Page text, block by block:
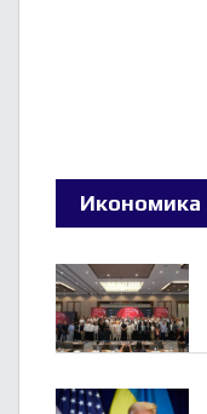
Икономика